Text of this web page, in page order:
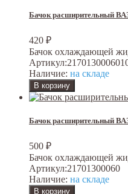
Бачок расширительный
420 ₽
Бачок охлаждающей
Артикул:
Наличие: на складе
Бачок расширительный
500 ₽
Бачок охлаждающей
Артикул:21701300060
Наличие: на складе